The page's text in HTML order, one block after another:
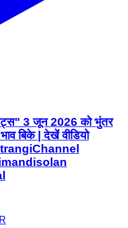
3 जून 2026 को भुंतर
बिके | देखें वीडियो